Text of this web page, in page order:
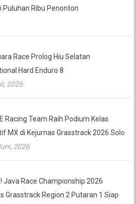
Puluhan Ribu Penonton
Race Prolog Hiu Selatan
Hard Enduro 8
2026
Racing Team Raih Podium Kelas
MX di Kejurnas Grasstrack 2026 Solo
2026
Java Race Championship 2026
Grasstrack Region 2 Putaran 1 Siap